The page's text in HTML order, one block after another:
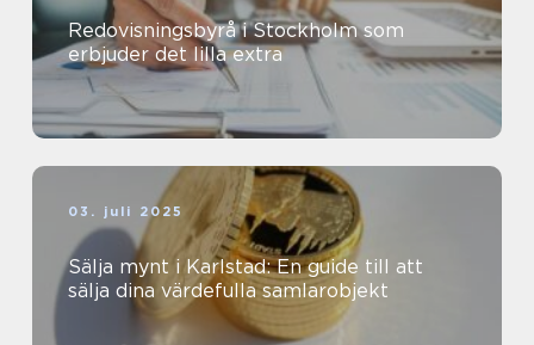
Redovisningsbyrå i Stockholm som
erbjuder det lilla extra
03. juli 2025
Sälja mynt i Karlstad: En guide till att
sälja dina värdefulla samlarobjekt